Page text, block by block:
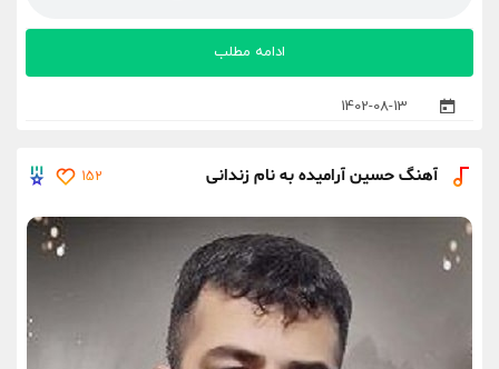
1402-08-13
ادامه مطلب
آهنگ حسین آرامیده به نام زندانی 152